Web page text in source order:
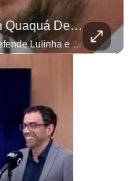
Vice-Presidente Do PT, Washington Quaquá Defende Lulinha E Diz Que Ele Vive Em Condições Precárias
Vice-presidente do PT, Washington Quaquá defende Lulinha e diz que ele vive em condições espartanas na Espanha. #OAntagonista Se você busca informação com credibilidade, inscreva-se agora e ative o